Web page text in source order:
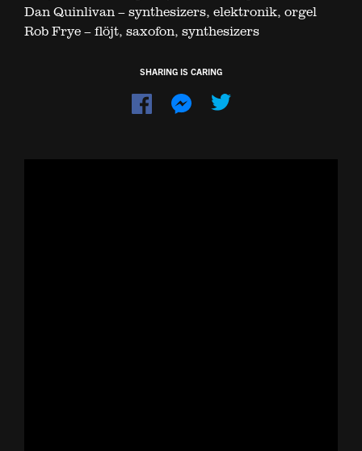
Dan Quinlivan – synthesizers, elektronik, orgel
Rob Frye – flöjt, saxofon, synthesizers
SHARING IS CARING
Dela
Dela